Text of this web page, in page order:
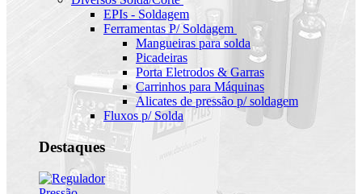
EPIs - Soldagem
Ferramentas P/ Soldagem
Mangueiras para solda
Picadeiras
Porta Eletrodos & Garras
Carrinhos para Máquinas
Alicates de pressão p/ soldagem
Fluxos p/ Solda
Destaques